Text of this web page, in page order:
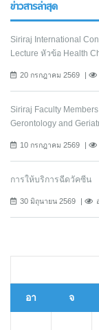
ข่าวสารล่าสุด
Siriraj International
Lecture หัวข้อ Health
20 กรกฎาคม 2569
Siriraj Faculty
Gerontology and
10 กรกฎาคม 2569
การให้บริการฉีดวัคซีน
30 มิถุนายน 2569
อา จ